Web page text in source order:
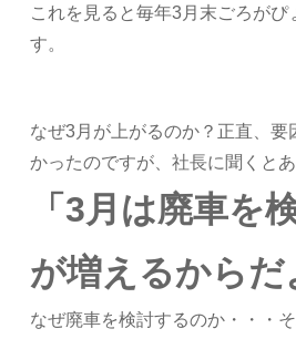
これを見ると毎年3月末ごろがぴ
す。
なぜ3月が上がるのか？正直、要
かったのですが、社長に聞くとあ
「3月は廃車を
が増えるからだ
なぜ廃車を検討するのか・・・